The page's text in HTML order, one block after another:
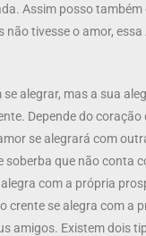
Assim posso também
não tivesse o amor, essa
alegrar, mas a sua
Depende do coração
se alegrará com
soberba que não conta
com a própria
crente se alegra com a
amigos. Existem dois